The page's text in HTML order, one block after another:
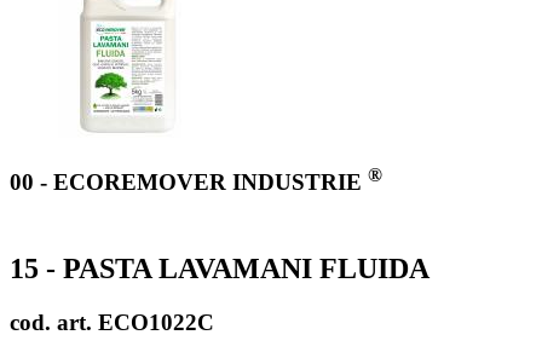
00 - ECOREMOVER INDUSTRIE ®
15 - PASTA LAVAMANI FLUIDA
cod. art. ECO1022C